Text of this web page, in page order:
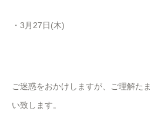
・3月27日(木)
ご迷惑をおかけしますが、ご理解た
い致します。